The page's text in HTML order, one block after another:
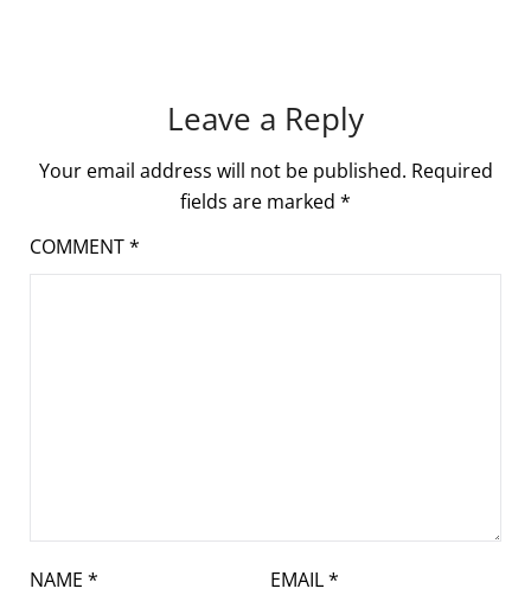
Leave a Reply
Your email address will not be published. Required
fields are marked *
COMMENT*
NAME * EMAIL*